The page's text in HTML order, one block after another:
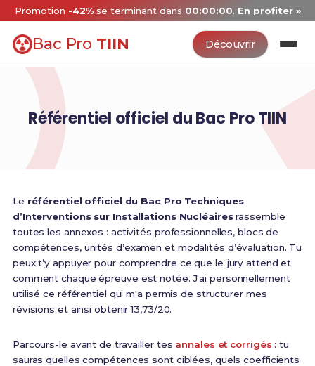
Promotion -42%se terminant dans 00:00:00. En profiter »
Bac Pro TIIN Découvrir
Référentiel officiel du Bac Pro TIIN
Le référentiel officiel du Bac Pro Techniques
d’Interventions sur Installations Nucléairesrassemble
toutes les annexes : activités professionnelles, blocs de
compétences, unités d’examen et modalités d’évaluation. Tu
peux t’y appuyer pour comprendre ce que le jury attend et
comment chaque épreuve est notée. J'ai personnellement
utilisé ce référentiel qui m'a permis de structurer mes
révisions et ainsi obtenir 13,73/20.
Parcours-le avant de travailler tes annales et corrigés : tu
sauras quelles compétences sont ciblées, quels coefficients